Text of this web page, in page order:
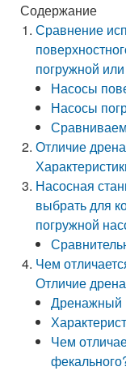
Содержание
Сравнение
погружной
Насосы
Насосы
Отличие
Насосная
выбрать для
погружной
Чем
Отличие
Дренажный
Чем